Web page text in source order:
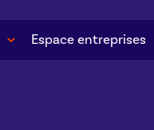
Espace entreprises